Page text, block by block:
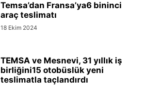
Temsa’dan Fransa’ya6 bininci
araç teslimatı
18 Ekim 2024
TEMSA ve Mesnevi, 31 yıllık iş
birliğini15 otobüslük yeni
teslimatla taçlandırdı